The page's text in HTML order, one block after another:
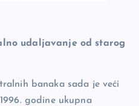
udaljavanje od starog
banaka sada je veći
godine ukupna